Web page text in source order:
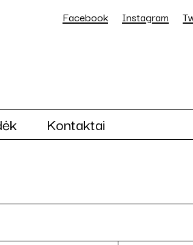
Facebook Instagram
Kontaktai